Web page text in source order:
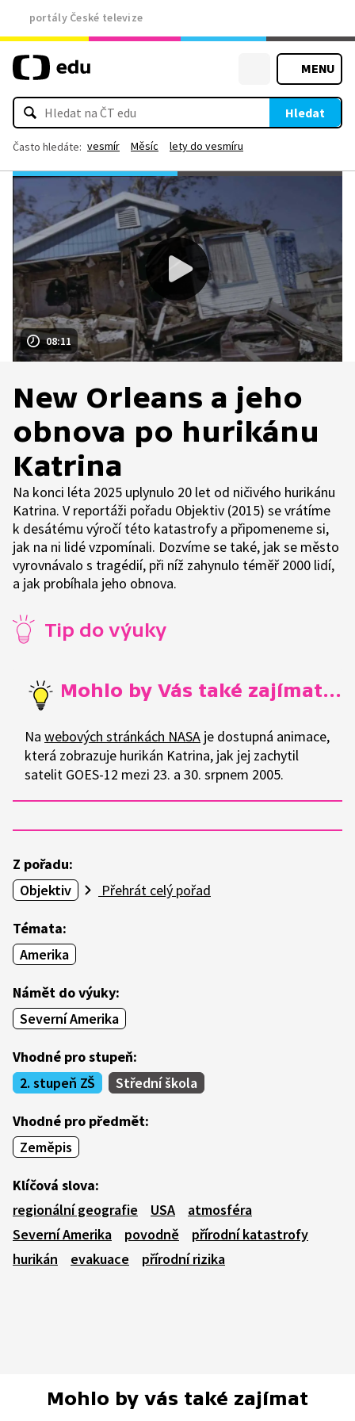
portály České televize
MENU
Hledat
Často hledáte: vesmír Měsíc lety do vesmíru
08:11
New Orleans a jeho
obnova po hurikánu
Katrina
Na konci léta 2025 uplynulo 20 let od ničivého hurikánu
Katrina. V reportáži pořadu Objektiv (2015) se vrátíme
k desátému výročí této katastrofy a připomeneme si,
jak na ni lidé vzpomínali. Dozvíme se také, jak se město
vyrovnávalo s tragédií, při níž zahynulo téměř 2000 lidí,
a jak probíhala jeho obnova.
Tip do výuky
Na webových stránkách NASA je dostupná animace,
která zobrazuje hurikán Katrina, jak jej zachytil
satelit GOES-12 mezi 23. a 30. srpnem 2005.
Z pořadu:
Objektiv
Přehrát celý pořad
Témata:
Amerika
Námět do výuky:
Severní Amerika
Vhodné pro stupeň:
2. stupeň ZŠ
Střední škola
Vhodné pro předmět:
Zeměpis
Klíčová slova:
regionální geografie
USA
atmosféra
Severní Amerika
povodně
přírodní katastrofy
hurikán
evakuace přírodní rizika
Mohlo by vás také zajímat